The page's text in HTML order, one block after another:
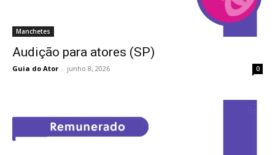
Manchetes
Audição para atores (SP)
Guia do Ator - junho 8, 2026 0